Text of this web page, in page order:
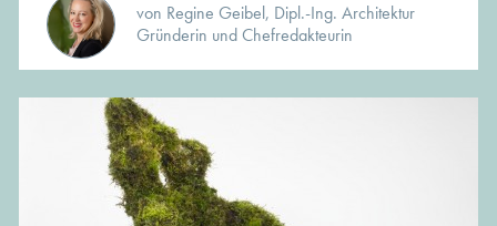
von Regine Geibel, Dipl.-Ing. Architektur
Gründerin und Chefredakteurin